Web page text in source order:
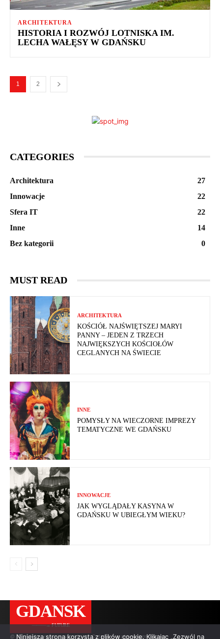
ARCHITEKTURA
HISTORIA I ROZWÓJ LOTNISKA IM.
LECHA WAŁĘSY W GDAŃSKU
1 2
CATEGORIES
Architektura
27
Innowacje
22
Sfera IT
22
Inne
14
Bez kategorii
0
MUST READ
ARCHITEKTURA
KOŚCIÓŁ NAJŚWIĘTSZEJ MARYI
PANNY – JEDEN Z TRZECH
NAJWIĘKSZYCH KOŚCIOŁÓW
CEGLANYCH NA ŚWIECIE
INNE
POMYSŁY NA WIECZORNE IMPREZY
TEMATYCZNE WE GDAŃSKU
INNOWACJE
JAK WYGLĄDAŁY KASYNA W
GDAŃSKU W UBIEGŁYM WIEKU?
GDANSK
———→ FUTURE
© Wszelkie prawa zastrzeżone. Cytaty — z aktywnym linkiem.
Niniejsza strona korzysta z plików cookie. Klikając „Zezwól na